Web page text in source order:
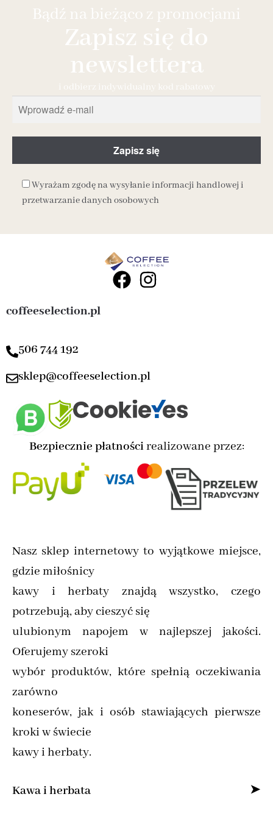
Bądź na bieżąco z promocjami
Zapisz się do
newslettera
i odbierz indywidualny kod rabatowy
Wyrażam zgodę na wysyłanie informacji handlowej i
przetwarzanie danych osobowych
coffeeselection.pl
506 744 192
sklep@coffeeselection.pl
Bezpiecznie płatnościrealizowane przez:
Nasz sklep internetowy to wyjątkowe miejsce,
gdzie miłośnicy
kawy i herbaty znajdą wszystko, czego
potrzebują, aby cieszyć się
ulubionym napojem w najlepszej jakości.
Oferujemy szeroki
wybór produktów, które spełnią oczekiwania
zarówno
koneserów, jak i osób stawiających pierwsze
kroki w świecie
kawy i herbaty.
Kawa i herbata